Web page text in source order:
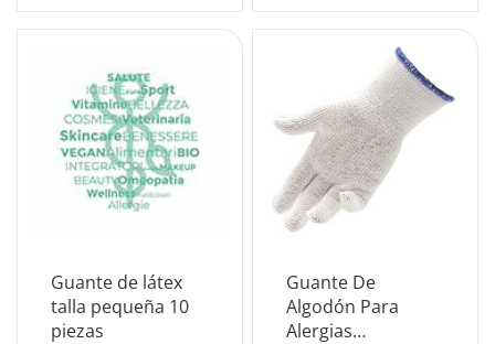
Guante de látex
talla pequeña 10
piezas
Guante De
Algodón Para
Alergias